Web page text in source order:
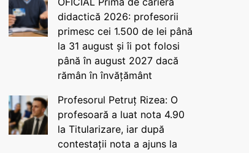
didactică 2026: profesorii
primesc cei 1.500 de lei până
la 31 august și îi pot folosi
până în august 2027 dacă
rămân în învățământ
Profesorul Petruț Rizea: O
profesoară a luat nota 4.90
la Titularizare, iar după
contestații nota a ajuns la